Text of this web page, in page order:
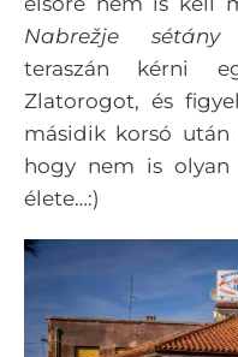
Nabrežje sétány
teraszán kérni
Zlatorogot, és
másidik korsó után
hogy nem is olyan
élete…:)